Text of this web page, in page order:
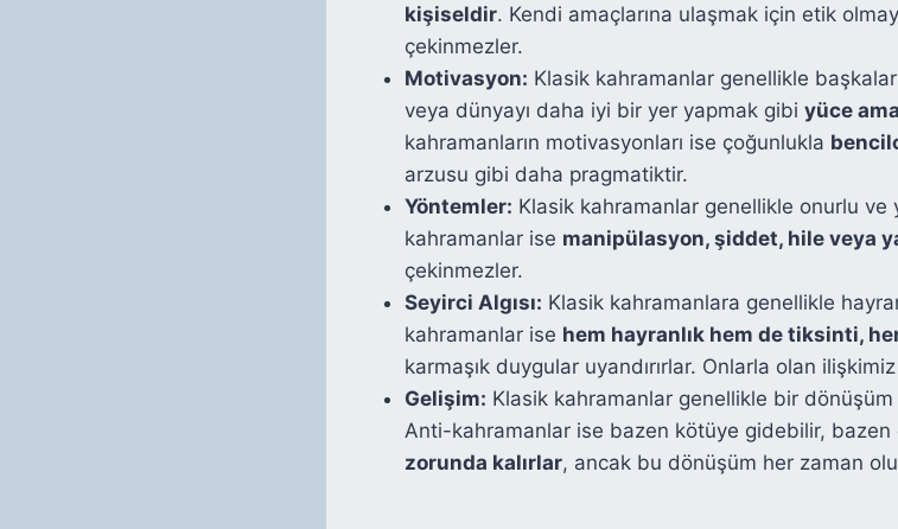
kişiseldir. Kendi amaçlarına ulaşmak için etik
çekinmezler.
Motivasyon: Klasik kahramanlar genellikle
veya dünyayı daha iyi bir yer yapmak gibi yüce
kahramanların motivasyonları ise çoğunlukla
arzusu gibi daha pragmatiktir.
Yöntemler: Klasik kahramanlar genellikle onurlu ve
kahramanlar ise manipülasyon, şiddet, hile veya
çekinmezler.
Seyirci Algısı: Klasik kahramanlara genellikle
kahramanlar ise hem hayranlık hem de tiksinti,
karmaşık duygular uyandırırlar. Onlarla olan
Gelişim: Klasik kahramanlar genellikle bir
Anti-kahramanlar ise bazen kötüye gidebilir, bazen
zorunda kalırlar, ancak bu dönüşüm her zaman